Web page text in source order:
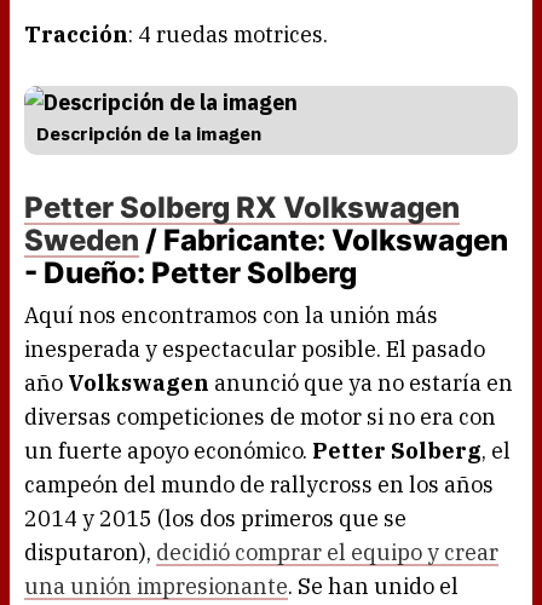
Tracción: 4 ruedas motrices.
Descripción de la imagen
Petter Solberg RX Volkswagen
Sweden / Fabricante: Volkswagen
- Dueño: Petter Solberg
Aquí nos encontramos con la unión más
inesperada y espectacular posible. El pasado
año Volkswagen anunció que ya no estaría en
diversas competiciones de motor si no era con
un fuerte apoyo económico. Petter Solberg, el
campeón del mundo de rallycross en los años
2014 y 2015 (los dos primeros que se
disputaron), decidió comprar el equipo y crear
una unión impresionante. Se han unido el